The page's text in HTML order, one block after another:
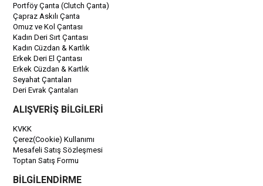
Portföy Çanta (Clutch Çanta)
Çapraz Askılı Çanta
Omuz ve Kol Çantası
Kadın Deri Sırt Çantası
Kadın Cüzdan & Kartlık
Erkek Deri El Çantası
Erkek Cüzdan & Kartlık
Seyahat Çantaları
Deri Evrak Çantaları
ALIŞVERİŞ BİLGİLERİ
KVKK
Çerez(Cookie) Kullanımı
Mesafeli Satış Sözleşmesi
Toptan Satış Formu
BİLGİLENDİRME